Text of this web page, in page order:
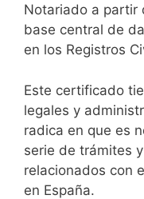
Notariado a partir
base central de
en los Registros
Este certificado
legales y
radica en que es
serie de trámites
relacionados con
en España.